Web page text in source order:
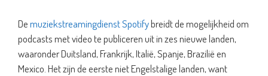
Demuziekstreamingdienst Spotifybreidt de mogelijkheid om
podcasts met video te publiceren uit in zes nieuwe landen,
waaronder Duitsland, Frankrijk, Italië, Spanje, Brazilië en
Mexico. Het zijn de eerste niet Engelstalige landen, want